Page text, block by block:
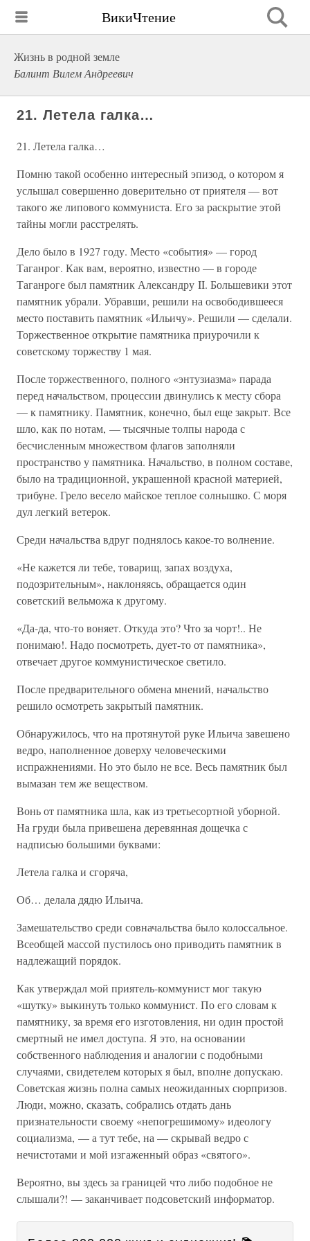
ВикиЧтение
Жизнь в родной земле
Балинт Вилем Андреевич
21. Летела галка…
21. Летела галка…
Помню такой особенно интересный эпизод, о котором я
услышал совершенно доверительно от приятеля — вот
такого же липового коммуниста. Его за раскрытие этой
тайны могли расстрелять.
Дело было в 1927 году. Место «события» — город
Таганрог. Как вам, вероятно, известно — в городе
Таганроге был памятник Александру II. Большевики этот
памятник убрали. Убравши, решили на освободившееся
место поставить памятник «Ильичу». Решили — сделали.
Торжественное открытие памятника приурочили к
советскому торжеству 1 мая.
После торжественного, полного «энтузиазма» парада
перед начальством, процессии двинулись к месту сбора
— к памятнику. Памятник, конечно, был еще закрыт. Все
шло, как по нотам, — тысячные толпы народа с
бесчисленным множеством флагов заполняли
пространство у памятника. Начальство, в полном составе,
было на традиционной, украшенной красной материей,
трибуне. Грело весело майское теплое солнышко. С моря
дул легкий ветерок.
Среди начальства вдруг поднялось какое-то волнение.
«Не кажется ли тебе, товарищ, запах воздуха,
подозрительным», наклоняясь, обращается один
советский вельможа к другому.
«Да-да, что-то воняет. Откуда это? Что за чорт!.. Не
понимаю!. Надо посмотреть, дует-то от памятника»,
отвечает другое коммунистическое светило.
После предварительного обмена мнений, начальство
решило осмотреть закрытый памятник.
Обнаружилось, что на протянутой руке Ильича завешено
ведро, наполненное доверху человеческими
испражнениями. Но это было не все. Весь памятник был
вымазан тем же веществом.
Вонь от памятника шла, как из третьесортной уборной.
На груди была привешена деревянная дощечка с
надписью большими буквами:
Летела галка и сгоряча,
Об… делала дядю Ильича.
Замешательство среди совначальства было колоссальное.
Всеобщей массой пустилось оно приводить памятник в
надлежащий порядок.
Как утверждал мой приятель-коммунист мог такую
«шутку» выкинуть только коммунист. По его словам к
памятнику, за время его изготовления, ни один простой
смертный не имел доступа. Я это, на основании
собственного наблюдения и аналогии с подобными
случаями, свидетелем которых я был, вполне допускаю.
Советская жизнь полна самых неожиданных сюрпризов.
Люди, можно, сказать, собрались отдать дань
признательности своему «непогрешимому» идеологу
социализма, — а тут тебе, на — скрывай ведро с
нечистотами и мой изгаженный образ «святого».
Вероятно, вы здесь за границей что либо подобное не
слышали?! — заканчивает подсоветский информатор.